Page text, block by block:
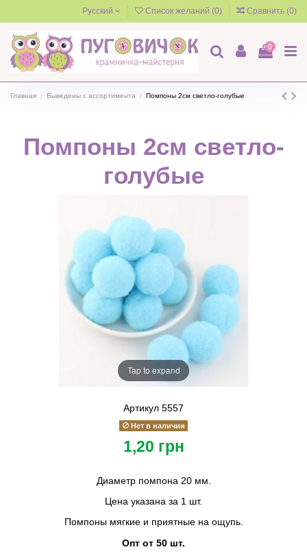
Русский Список желаний (0) Сравнить (0)
0
Главная Выведены с ассортимента Помпоны 2см светло-голубые
Помпоны 2см светло-
голубые
Tap to expand
Артикул 5557
Нет в наличии
1,20 грн
Диаметр помпона 20 мм.
Цена указана за 1 шт.
Помпоны мягкие и приятные на ощупь.
Опт от 50 шт.